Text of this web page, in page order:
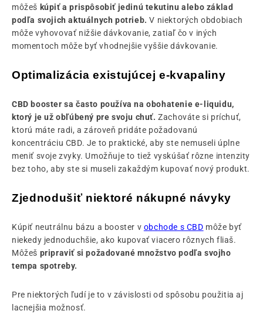
môžeš kúpiť a prispôsobiť jedinú tekutinu alebo základ
podľa svojich aktuálnych potrieb.V niektorých obdobiach
môže vyhovovať nižšie dávkovanie, zatiaľ čo v iných
momentoch môže byť vhodnejšie vyššie dávkovanie.
Optimalizácia existujúcej e-kvapaliny
CBD booster sa často používa na obohatenie e-liquidu,
ktorý je už obľúbený pre svoju chuť.Zachováte si príchuť,
ktorú máte radi, a zároveň pridáte požadovanú
koncentráciu CBD. Je to praktické, aby ste nemuseli úplne
meniť svoje zvyky. Umožňuje to tiež vyskúšať rôzne intenzity
bez toho, aby ste si museli zakaždým kupovať nový produkt.
Zjednodušiť niektoré nákupné návyky
Kúpiť neutrálnu bázu a booster v obchode s CBD môže byť
niekedy jednoduchšie, ako kupovať viacero rôznych fliaš.
Môžeš pripraviť si požadované množstvo podľa svojho
tempa spotreby.
Pre niektorých ľudí je to v závislosti od spôsobu použitia aj
lacnejšia možnosť.